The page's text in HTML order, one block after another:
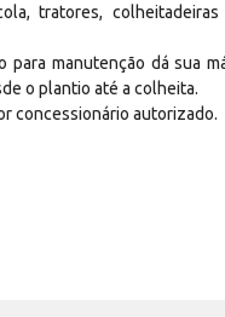
tratores,
para manutenção dá sua
o plantio até a colheita.
concessionário autorizado.